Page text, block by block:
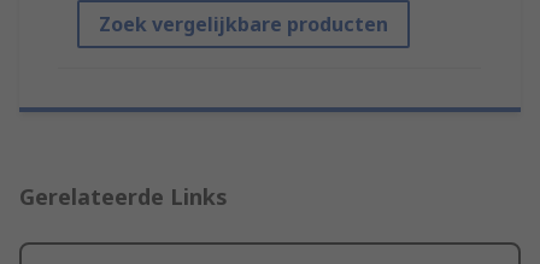
Zoek vergelijkbare producten
Gerelateerde Links